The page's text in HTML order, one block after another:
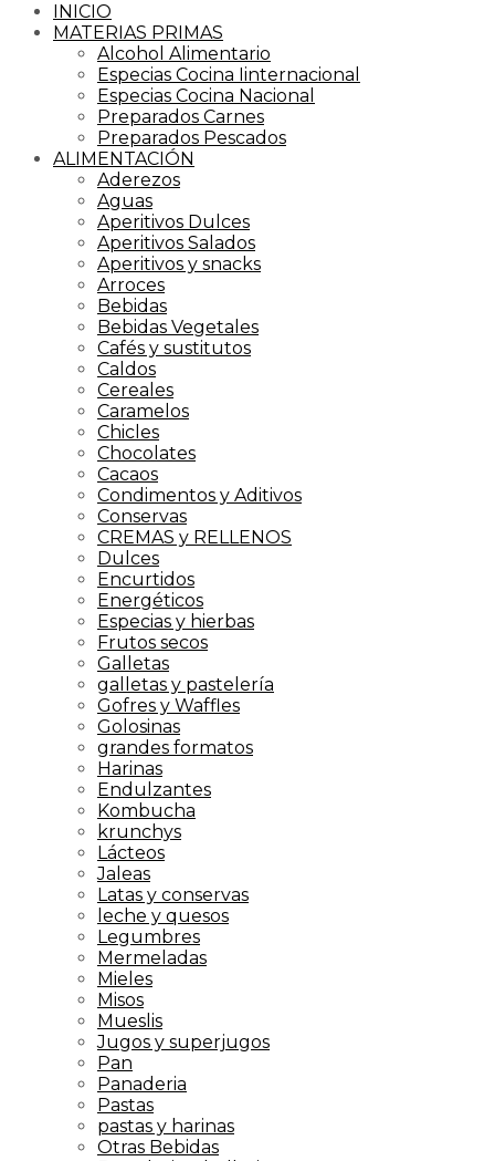
INICIO
MATERIAS PRIMAS
Alcohol Alimentario
Especias Cocina Iinternacional
Especias Cocina Nacional
Preparados Carnes
Preparados Pescados
ALIMENTACIÓN
Aderezos
Aguas
Aperitivos Dulces
Aperitivos Salados
Aperitivos y snacks
Arroces
Bebidas
Bebidas Vegetales
Cafés y sustitutos
Caldos
Cereales
Caramelos
Chicles
Chocolates
Cacaos
Condimentos y Aditivos
Conservas
CREMAS y RELLENOS
Dulces
Encurtidos
Energéticos
Especias y hierbas
Frutos secos
Galletas
galletas y pastelería
Gofres y Waffles
Golosinas
grandes formatos
Harinas
Endulzantes
Kombucha
krunchys
Lácteos
Jaleas
Latas y conservas
leche y quesos
Legumbres
Mermeladas
Mieles
Misos
Mueslis
Jugos y superjugos
Pan
Panaderia
Pastas
pastas y harinas
Otras Bebidas